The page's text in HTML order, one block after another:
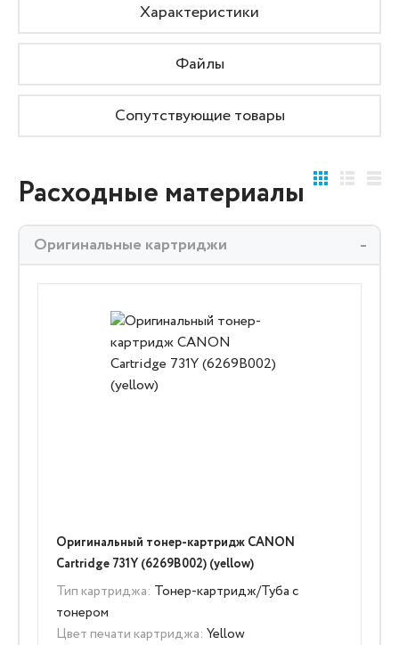
Характеристики
Файлы
Сопутствующие товары
Расходные материалы
Оригинальные картриджи
Оригинальный тонер-картридж CANON
Cartridge 731Y (6269B002) (yellow)
Тип картриджа: Тонер-картридж/Туба с
тонером
Цвет печати картриджа: Yellow